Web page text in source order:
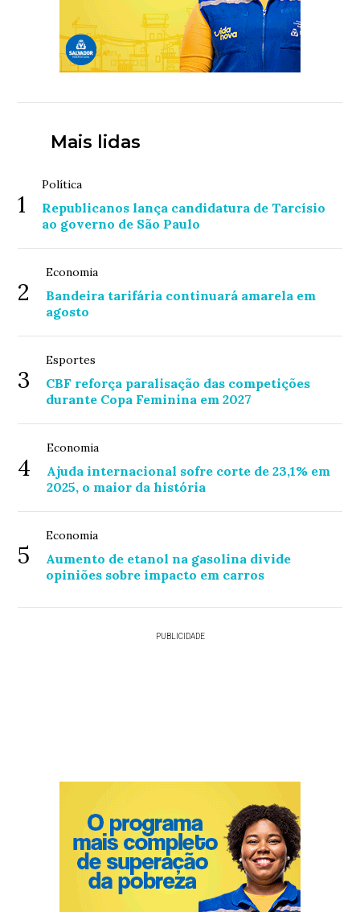
Mais lidas
1
Política
Republicanos lança candidatura de Tarcísio
ao governo de São Paulo
2
Economia
Bandeira tarifária continuará amarela em
agosto
3
Esportes
CBF reforça paralisação das competições
durante Copa Feminina em 2027
4
Economia
Ajuda internacional sofre corte de 23,1% em
2025, o maior da história
5
Economia
Aumento de etanol na gasolina divide
opiniões sobre impacto em carros
PUBLICIDADE